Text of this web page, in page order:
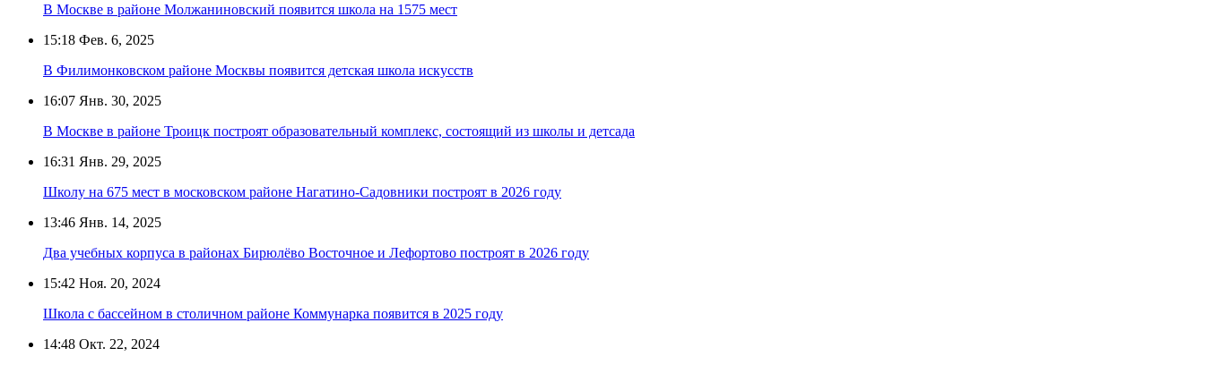
В Москве в районе Молжаниновский появится школа на 1575 мест
15:18 Фев. 6, 2025
В Филимонковском районе Москвы появится детская школа искусств
16:07 Янв. 30, 2025
В Москве в районе Троицк построят образовательный комплекс, состоящий из школы и детсада
16:31 Янв. 29, 2025
Школу на 675 мест в московском районе Нагатино-Садовники построят в 2026 году
13:46 Янв. 14, 2025
Два учебных корпуса в районах Бирюлёво Восточное и Лефортово построят в 2026 году
15:42 Ноя. 20, 2024
Школа с бассейном в столичном районе Коммунарка появится в 2025 году
14:48 Окт. 22, 2024